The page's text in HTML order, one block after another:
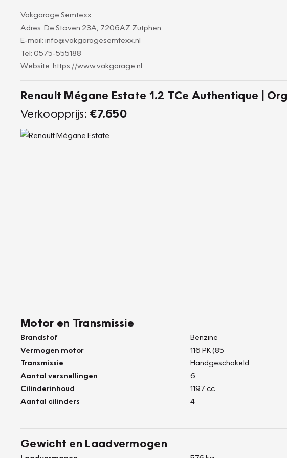
Vakgarage Semtexx
Adres: De Stoven 23A, 7206AZ Zutphen
E-mail: info@vakgaragesemtexx.nl
Tel: 0575-555188
Website: https://www.vakgarage.nl
Renault Mégane Estate 1.2 TCe Authentique |
Verkoopprijs: €7.650
Motor en Transmissie
Brandstof
Benzine
Vermogen motor
116 PK (85
Transmissie
Handgeschakeld
Aantal versnellingen
6
Cilinderinhoud
1197 cc
Aantal cilinders
4
Gewicht en Laadvermogen